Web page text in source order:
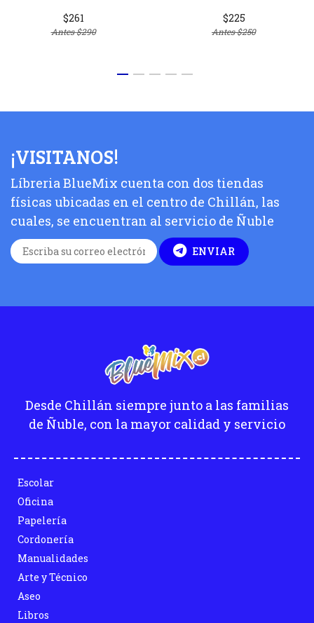
$261
Antes$290
$225
Antes$250
¡VISITANOS!
Líbreria BlueMix cuenta con dos tiendas
físicas ubicadas en el centro de Chillán, las
cuales, se encuentran al servicio de Ñuble
ENVIAR
Desde Chillán siempre junto a las familias
de Ñuble, con la mayor calidad y servicio
Escolar
Oficina
Papelería
Cordonería
Manualidades
Arte y Técnico
Aseo
Libros